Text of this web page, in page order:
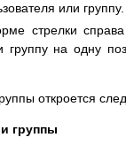
или группу.
стрелки
группу на одну
откроется
группы